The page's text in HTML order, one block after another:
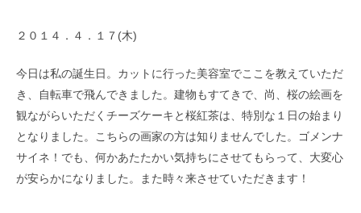
２０１４．４．１７(木)
今日は私の誕生日。カットに行った美容室でここを教えていただ
き、自転車で飛んできました。建物もすてきで、尚、桜の絵画を
観ながらいただくチーズケーキと桜紅茶は、特別な１日の始まり
となりました。こちらの画家の方は知りませんでした。ゴメンナ
サイネ！でも、何かあたたかい気持ちにさせてもらって、大変心
が安らかになりました。また時々来させていただきます！